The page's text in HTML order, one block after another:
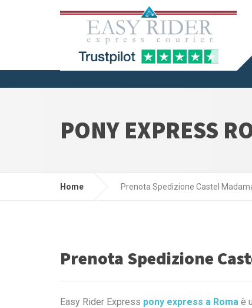
PONY EXPRESS
Home Prenota Spedizione Castel
Prenota Spedizione
Easy Rider Express pony express a Roma è